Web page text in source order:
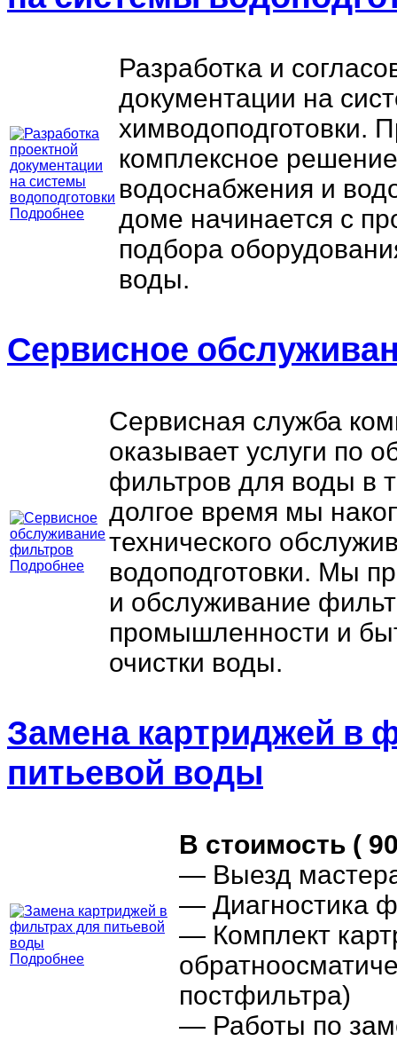
Подробнее
Разработка и
документации на
химводоподготовки.
комплексное
водоснабжения и
доме начинается с
подбора
воды.
Сервисное
Подробнее
Сервисная служба
оказывает услуги по
фильтров для воды в
долгое время мы
технического
водоподготовки. Мы
и обслуживание
промышленности и
очистки воды.
Замена картриджей в
питьевой воды
Подробнее
В стоимость (
— Выезд
— Диагностика
— Комплект
постфильтра)
— Работы по